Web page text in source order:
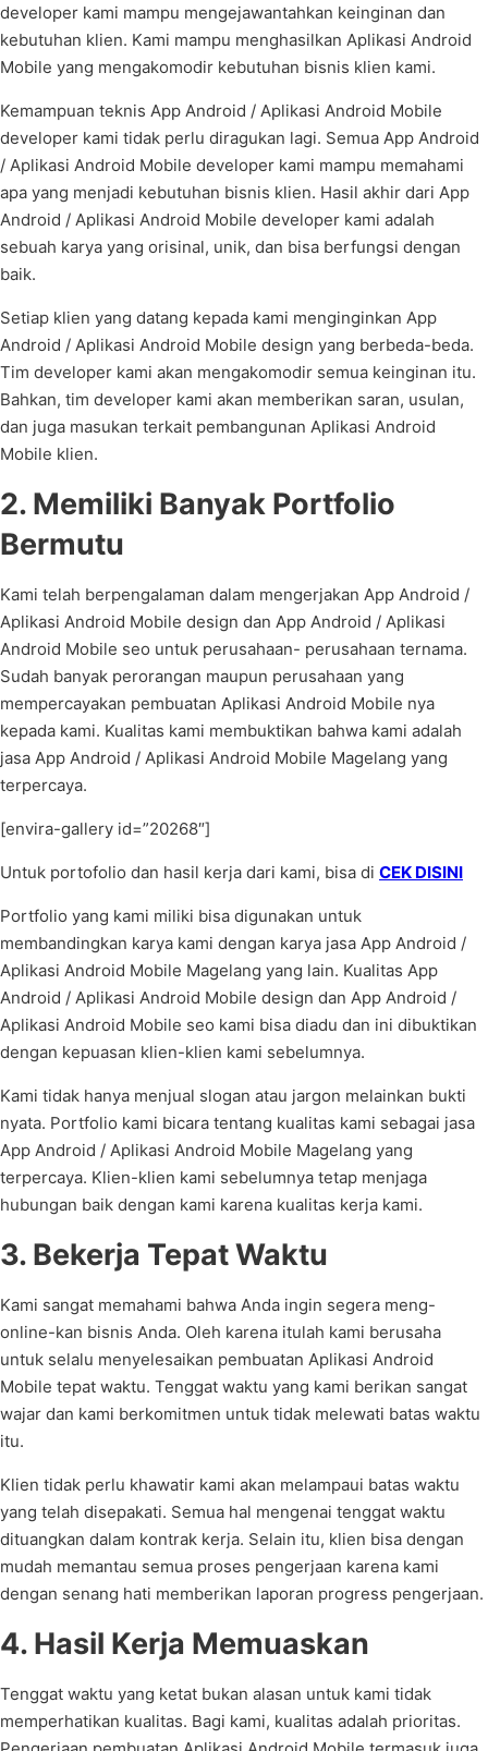
developer kami mampu mengejawantahkan keinginan dan
kebutuhan klien. Kami mampu menghasilkan Aplikasi Android
Mobile yang mengakomodir kebutuhan bisnis klien kami.
Kemampuan teknis App Android / Aplikasi Android Mobile
developer kami tidak perlu diragukan lagi. Semua App Android
/ Aplikasi Android Mobile developer kami mampu memahami
apa yang menjadi kebutuhan bisnis klien. Hasil akhir dari App
Android / Aplikasi Android Mobile developer kami adalah
sebuah karya yang orisinal, unik, dan bisa berfungsi dengan
baik.
Setiap klien yang datang kepada kami menginginkan App
Android / Aplikasi Android Mobile design yang berbeda-beda.
Tim developer kami akan mengakomodir semua keinginan itu.
Bahkan, tim developer kami akan memberikan saran, usulan,
dan juga masukan terkait pembangunan Aplikasi Android
Mobile klien.
2. Memiliki Banyak Portfolio
Bermutu
Kami telah berpengalaman dalam mengerjakan App Android /
Aplikasi Android Mobile design dan App Android / Aplikasi
Android Mobile seo untuk perusahaan- perusahaan ternama.
Sudah banyak perorangan maupun perusahaan yang
mempercayakan pembuatan Aplikasi Android Mobile nya
kepada kami. Kualitas kami membuktikan bahwa kami adalah
jasa App Android / Aplikasi Android Mobile Magelang yang
terpercaya.
[envira-gallery id=”20268″]
Untuk portofolio dan hasil kerja dari kami, bisa di CEK DISINI
Portfolio yang kami miliki bisa digunakan untuk
membandingkan karya kami dengan karya jasa App Android /
Aplikasi Android Mobile Magelang yang lain. Kualitas App
Android / Aplikasi Android Mobile design dan App Android /
Aplikasi Android Mobile seo kami bisa diadu dan ini dibuktikan
dengan kepuasan klien-klien kami sebelumnya.
Kami tidak hanya menjual slogan atau jargon melainkan bukti
nyata. Portfolio kami bicara tentang kualitas kami sebagai jasa
App Android / Aplikasi Android Mobile Magelang yang
terpercaya. Klien-klien kami sebelumnya tetap menjaga
hubungan baik dengan kami karena kualitas kerja kami.
3. Bekerja Tepat Waktu
Kami sangat memahami bahwa Anda ingin segera meng-
online-kan bisnis Anda. Oleh karena itulah kami berusaha
untuk selalu menyelesaikan pembuatan Aplikasi Android
Mobile tepat waktu. Tenggat waktu yang kami berikan sangat
wajar dan kami berkomitmen untuk tidak melewati batas waktu
itu.
Klien tidak perlu khawatir kami akan melampaui batas waktu
yang telah disepakati. Semua hal mengenai tenggat waktu
dituangkan dalam kontrak kerja. Selain itu, klien bisa dengan
mudah memantau semua proses pengerjaan karena kami
dengan senang hati memberikan laporan progress pengerjaan.
4. Hasil Kerja Memuaskan
Tenggat waktu yang ketat bukan alasan untuk kami tidak
memperhatikan kualitas. Bagi kami, kualitas adalah prioritas.